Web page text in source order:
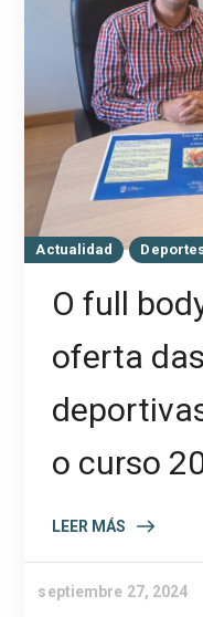
Actualidad
O full
oferta
o curso
LEER MÁS
septiembre 27, 2024